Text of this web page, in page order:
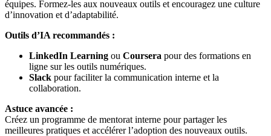
équipes. Formez-les aux nouveaux outils et encouragez une culture
d’innovation et d’adaptabilité.
Outils d’IA recommandés :
LinkedIn Learning ou Coursera pour des formations en
ligne sur les outils numériques.
Slack pour faciliter la communication interne et la
collaboration.
Astuce avancée :
Créez un programme de mentorat interne pour partager les
meilleures pratiques et accélérer l’adoption des nouveaux outils.